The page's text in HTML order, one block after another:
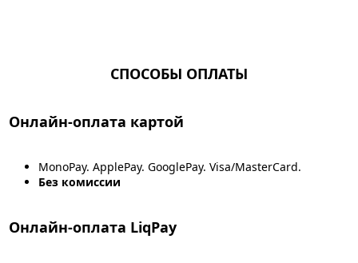
СПОСОБЫ ОПЛАТЫ
Онлайн-оплата картой
MonoPay. ApplePay. GooglePay. Visa/MasterCard.
Без комиссии
Онлайн-оплата LiqPay